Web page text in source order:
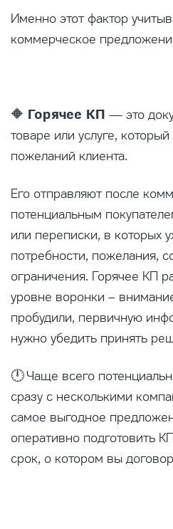
Именно этот фактор
коммерческое
🔶 Горячее КП — это
товаре или услуге,
пожеланий клиента.
Его отправляют после
потенциальным
или переписки, в которых
потребности, пожелания,
ограничения. Горячее КП
уровне воронки –
пробудили, первичную
нужно убедить принять
🕛 Чаще всего
сразу с несколькими
самое выгодное
оперативно подготовить
срок, о котором вы